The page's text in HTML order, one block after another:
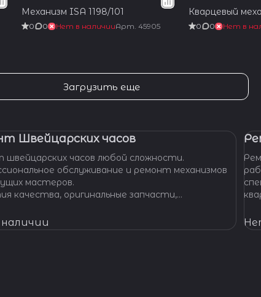
Механизм ISA 1198/101
0 0 Нет в наличииАрт.45905
Кварцевый
0 0 Нет в
Загрузить еще
Швейцарских часов
швейцарских часов любой сложности.
обслуживание и ремонт механизмов
мастеров.
качества, оригинальные запчасти,
и надежность!